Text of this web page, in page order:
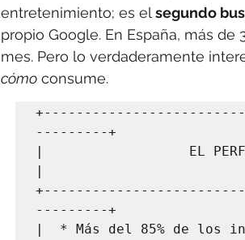
entretenimiento; es el segundo
propio Google. En España, más
mes. Pero lo verdaderamente
cómo consume.
---------+
|                  EL PERFIL
|
---------+
|  * Más del 85% de los